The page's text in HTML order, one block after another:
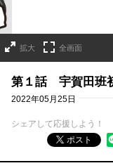
拡大 全画面
第１話 宇賀田班
2022年05月25日
シェアして応援しよう！
ポスト